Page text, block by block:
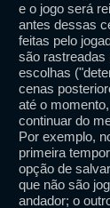
e o jogo será
antes dessas
feitas pelo
são rastreadas
escolhas
cenas
até o
continuar do
Por exemplo,
primeira
opção de
que não são
andador; o